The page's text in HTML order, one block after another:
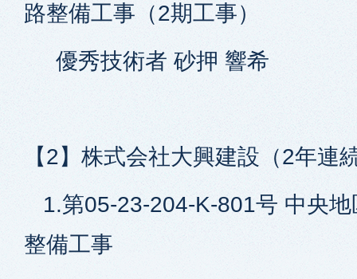
路整備工事（2期工事）
優秀技術者 砂押 響希
【2】株式会社大興建設（2年連
1.第05-23-204-K-801号 中央地
整備工事